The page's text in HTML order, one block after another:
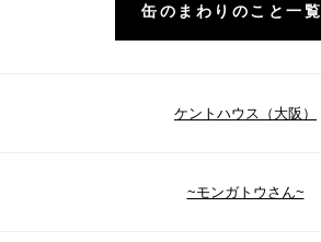
缶のまわりのこと一覧
ケントハウス（大阪）
~モンガトウさん~